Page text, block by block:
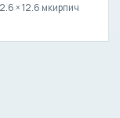
× 12.6 мкирпич